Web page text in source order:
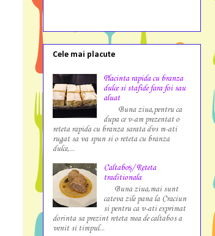
Cele mai placute
Placinta rapida cu branza
dulce si stafide fara foi sau
aluat
Buna ziua,pentru ca
dupa ce v-am prezentat o
reteta rapida cu branza sarata dvs m-ati
rugat sa va spun si o reteta cu branza
dulce,...
Caltaboș/ Reteta
traditionala
Buna ziua,mai sunt
cateva zile pana la Craciun
si pentru ca v-ati exprimat
dorinta sa prezint reteta mea de caltabos a
venit si timpul...